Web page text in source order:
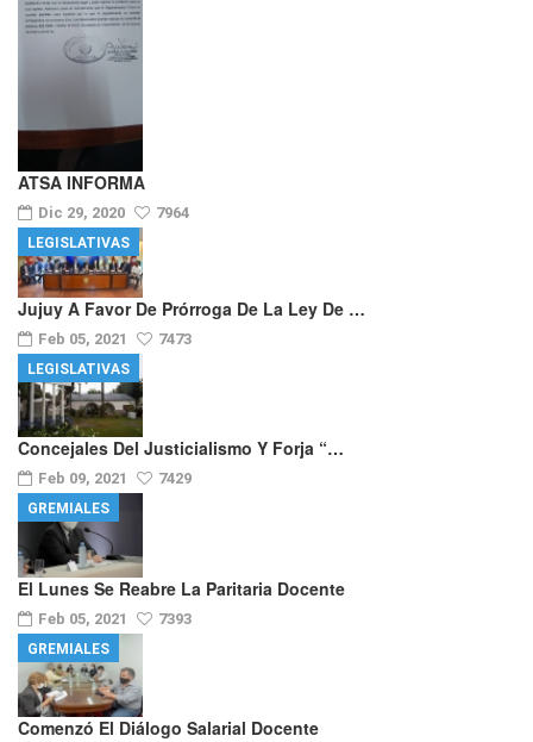
ATSA INFORMA
Dic 29, 2020 7964
Jujuy A Favor De Prórroga De La Ley De …
Feb 05, 2021 7473
LEGISLATIVAS
Concejales Del Justicialismo Y Forja “…
Feb 09, 2021 7429
LEGISLATIVAS
El Lunes Se Reabre La Paritaria Docente
Feb 05, 2021 7393
GREMIALES
Comenzó El Diálogo Salarial Docente
GREMIALES